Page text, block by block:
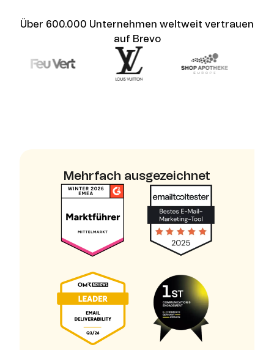
Über 600.000 Unternehmen weltweit vertrauen
auf Brevo
Mehrfach ausgezeichnet